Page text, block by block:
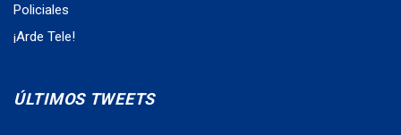
Policiales
¡Arde Tele!
ÚLTIMOS TWEETS